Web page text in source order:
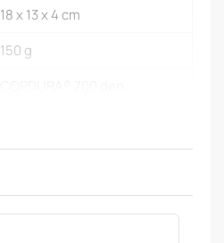
18 x 13 x 4 cm
150 g